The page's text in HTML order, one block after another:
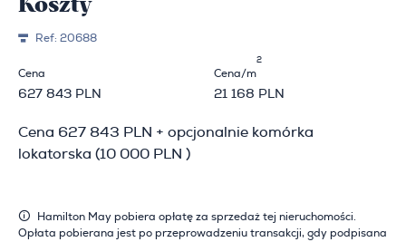
Ref: 20688
Cena
627 843 PLN
Cena/m
2
21 168 PLN
Cena 627 843 PLN + opcjonalnie komórka
lokatorska (10 000 PLN )
Hamilton May pobiera opłatę za sprzedaż tej nieruchomości.
Opłata pobierana jest po przeprowadzeniu transakcji, gdy podpisana